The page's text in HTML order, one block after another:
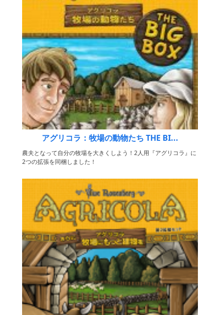
アグリコラ：牧場の動物たち THE BI...
農夫となって自分の牧場を大きくしよう！2人用『アグリコラ』に
2つの拡張を同梱しました！